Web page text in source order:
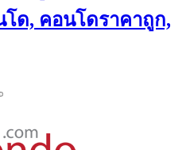
โด, คอนโดราคาถูก,